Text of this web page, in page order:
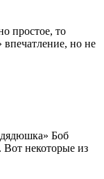
простое, то
впечатление, но не
Боб
некоторые из